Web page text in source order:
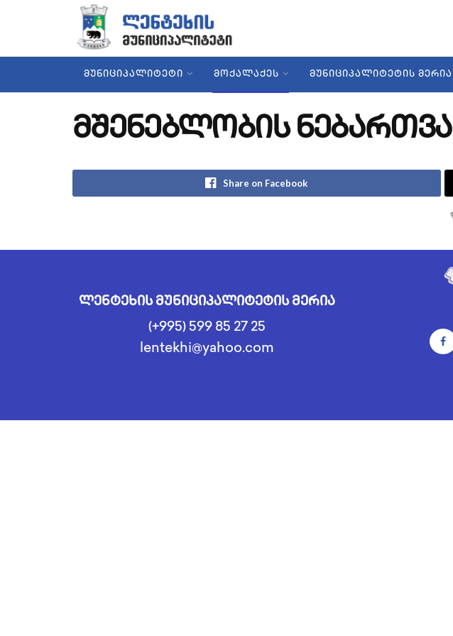
ᲛᲣᲜᲘᲪᲘᲞᲐᲚᲘᲢᲔᲢᲘ ᲛᲝᲥᲐᲚᲐᲥᲔᲡ ᲛᲣᲜᲘᲪᲘᲞᲐᲚᲘᲢᲔᲢᲘᲡ ᲛᲔᲠᲘᲐ
მშენებლობის ნებართვა
Share on Facebook
ლენტეხის მუნიციპალიტეტის მერია
(+995) 599 85 27 25
lentekhi@yahoo.com